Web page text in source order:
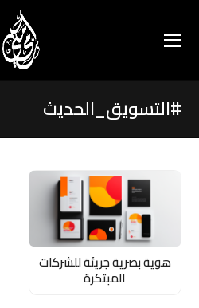
#التسويق_الحديث
هوية بصرية جريئة للشركات
المبتكرة